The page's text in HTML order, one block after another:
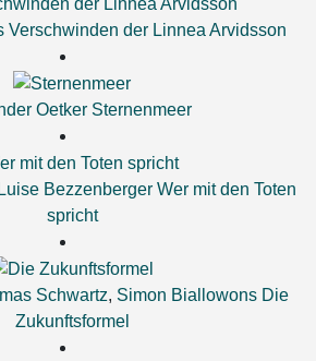
Verschwinden der Linnea Arvidsson
Oetker Sternenmeer
Bezzenberger Wer mit den Toten
spricht
Schwartz, Simon Biallowons Die
Zukunftsformel